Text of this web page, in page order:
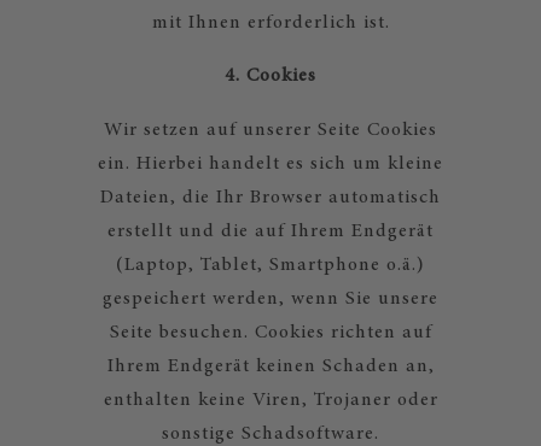
mit Ihnen erforderlich ist.
4. Cookies
Wir setzen auf unserer Seite Cookies
ein. Hierbei handelt es sich um kleine
Dateien, die Ihr Browser automatisch
erstellt und die auf Ihrem Endgerät
(Laptop, Tablet, Smartphone o.ä.)
gespeichert werden, wenn Sie unsere
Seite besuchen. Cookies richten auf
Ihrem Endgerät keinen Schaden an,
enthalten keine Viren, Trojaner oder
sonstige Schadsoftware.